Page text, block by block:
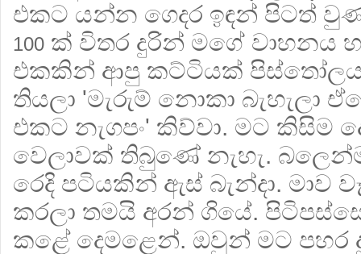
එකට යන්න ගෙදර ඉඳන් පිටත්
100 ක් විතර දුරින් මගේ වාහනය
එකකින් ආපු කට්ටියක්
තියලා 'මැරුම් නොකා බැහැලා
එකට නැගපං' කිව්වා. මට කිසිම
වෙලාවක් තිබුණේ නැහැ.
රෙදි පටියකින් ඇස් බැන්දා. මාව
කරලා තමයි අරන් ගියේ.
කළේ දෙමළෙන්. ඔවුන් මට පහර